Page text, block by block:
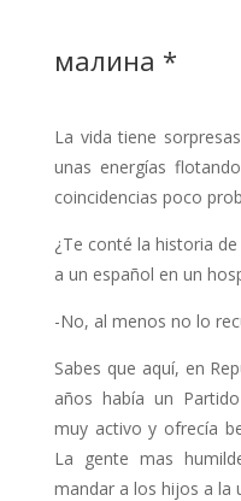
малина *
La vida tiene
unas energías
coincidencias poco
¿Te conté la historia
a un español en un
-No, al menos no lo
Sabes que aquí, en
años había un
muy activo y ofrecía
La gente mas
mandar a los hijos a la